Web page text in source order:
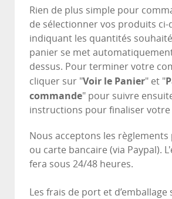
Rien de plus simple pour
de sélectionner vos produits ci-
indiquant les quantités
panier se met
dessus. Pour terminer votre
cliquer sur "Voir le Panier" et "
commande" pour suivre
instructions pour finaliser votre
Nous acceptons les règlements
ou carte bancaire (via Paypal).
fera sous 24/48 heures.
Les frais de port et d’emballage